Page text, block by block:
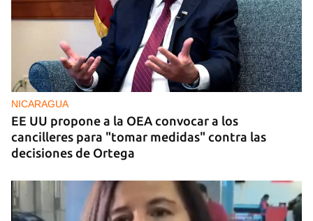
NICARAGUA
EE UU propone a la OEA convocar a los
cancilleres para "tomar medidas" contra las
decisiones de Ortega